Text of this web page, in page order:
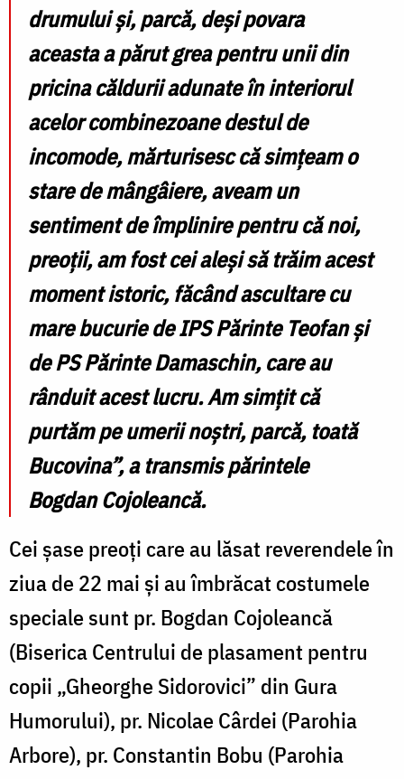
drumului și, parcă, deși povara
aceasta a părut grea pentru unii din
pricina căldurii adunate în interiorul
acelor combinezoane destul de
incomode, mărturisesc că simțeam o
stare de mângâiere, aveam un
sentiment de împlinire pentru că noi,
preoții, am fost cei aleși să trăim acest
moment istoric, făcând ascultare cu
mare bucurie de IPS Părinte Teofan și
de PS Părinte Damaschin, care au
rânduit acest lucru. Am simțit că
purtăm pe umerii noștri, parcă, toată
Bucovina”,a transmis părintele
Bogdan Cojoleancă.
Cei șase preoți care au lăsat reverendele în
ziua de 22 mai și au îmbrăcat costumele
speciale sunt pr. Bogdan Cojoleancă
(Biserica Centrului de plasament pentru
copii „Gheorghe Sidorovici” din Gura
Humorului), pr. Nicolae Cârdei (Parohia
Arbore), pr. Constantin Bobu (Parohia